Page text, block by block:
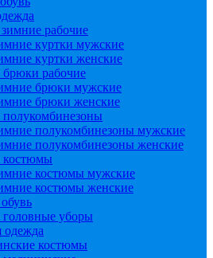
рабочие
куртки мужские
куртки женские
рабочие
брюки мужские
брюки женские
полукомбинезоны мужские
полукомбинезоны женские
костюмы
костюмы мужские
костюмы женские
уборы
одежда
костюмы